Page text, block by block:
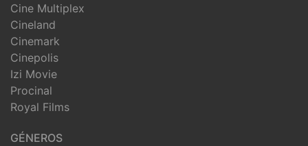
Cine Multiplex
Cineland
Cinemark
Cinepolis
Izi Movie
Procinal
Royal Films
GÉNEROS